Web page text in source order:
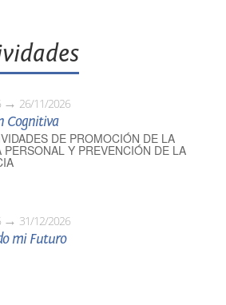
26/11/2026
Cognitiva
DE PROMOCIÓN DE LA
PERSONAL Y PREVENCIÓN DE LA
31/12/2026
mi Futuro